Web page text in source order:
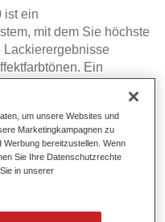
ist ein
mit dem Sie höchste
Lackierergebnisse
Ein
und gleichmäßige
um unsere Websites und
Marketingkampagnen zu
bereitzustellen. Wenn
Sie Ihre Datenschutzrechte
in unserer